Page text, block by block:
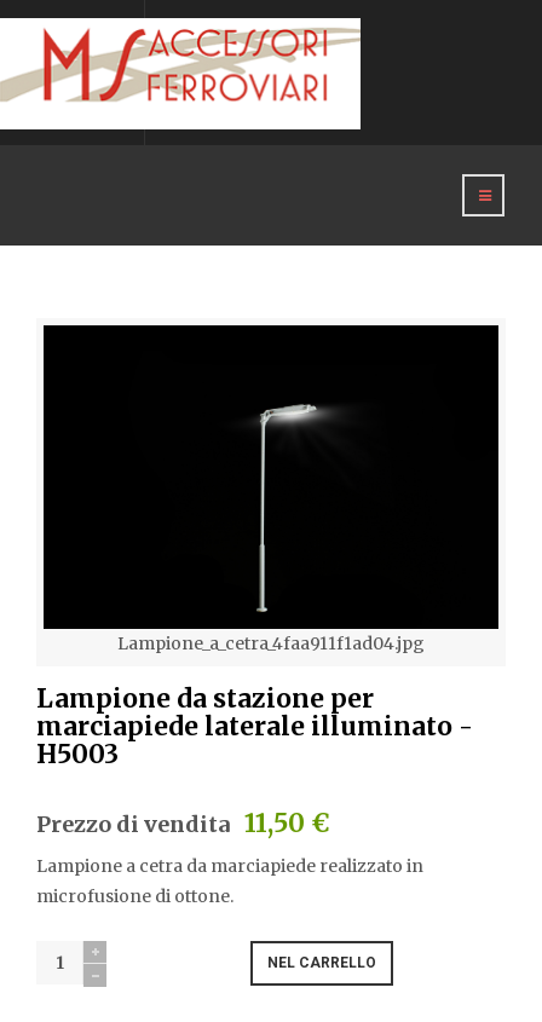
Lampione_a_cetra_4faa911f1ad04.jpg
Lampione da stazione per
marciapiede laterale illuminato -
H5003
Prezzo di vendita 11,50 €
Lampione a cetra da marciapiede realizzato in
microfusione di ottone.